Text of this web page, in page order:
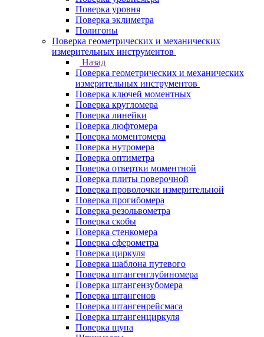
Поверка уровня
Поверка эклиметра
Полигоны
Поверка геометрических и механических
измерительных инструментов
Назад
Поверка геометрических и механических
измерительных инструментов
Поверка ключей моментных
Поверка кругломера
Поверка линейки
Поверка люфтомера
Поверка моментомера
Поверка нутромера
Поверка оптиметра
Поверка отвертки моментной
Поверка плиты поверочной
Поверка проволочки измерительной
Поверка прогибомера
Поверка резольвометра
Поверка скобы
Поверка стенкомера
Поверка сферометра
Поверка циркуля
Поверка шаблона путевого
Поверка штангенглубиномера
Поверка штангензубомера
Поверка штангенов
Поверка штангенрейсмаса
Поверка штангенциркуля
Поверка щупа